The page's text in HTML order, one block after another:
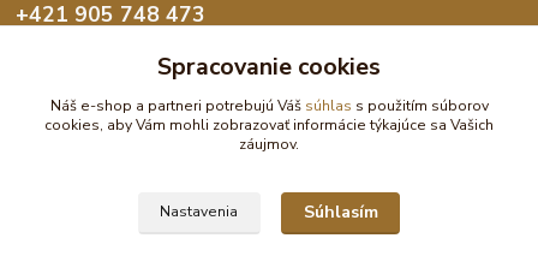
+421 905 748 473
objednavky@dekoswet.sk
Spracovanie cookies
Náš e-shop a partneri potrebujú Váš súhlas s použitím súborov
cookies, aby Vám mohli zobrazovať informácie týkajúce sa Vašich
záujmov.
Nastavenia Súhlasím